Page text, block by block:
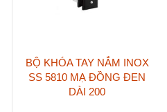
BỘ KHÓA TAY NẮM INOX
SS 5810 MẠ ĐỒNG ĐEN
DÀI 200